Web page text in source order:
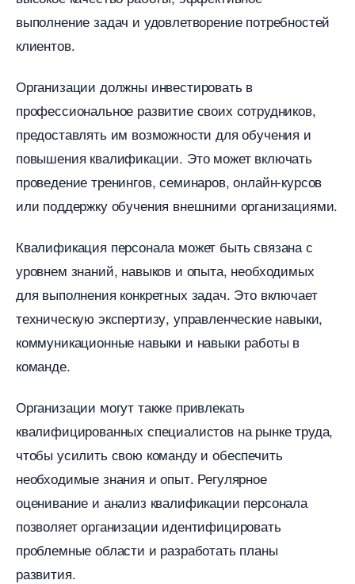
ыполнение задач и удовлетворение потребностей
клиентов.
Организации должны инвестировать
профессиональное развитие своих сотрудников,
предоставлять им возможности для обучения и
повышения квалификации. Это может включать
проведение тренингов, семинаров, онлайн-курсо
или поддержку обучения внешними организациями.​
Квалификация персонала может быть связана с
уровнем знаний, навыков и опыта, необходимых
для выполнения конкретных задач.​ Это включает
техническую экспертизу, управленческие навыки,
коммуникационные навыки и навыки работы
команде.​
Организации могут также привлекать
квалифицированных специалистов на рынке труда,
чтобы усилить свою команду и обеспечить
необходимые знания и опыт.​ Регулярное
оценивание и анализ квалификации персонала
позволяет организации идентифицировать
проблемные области и разработать планы
развития.​